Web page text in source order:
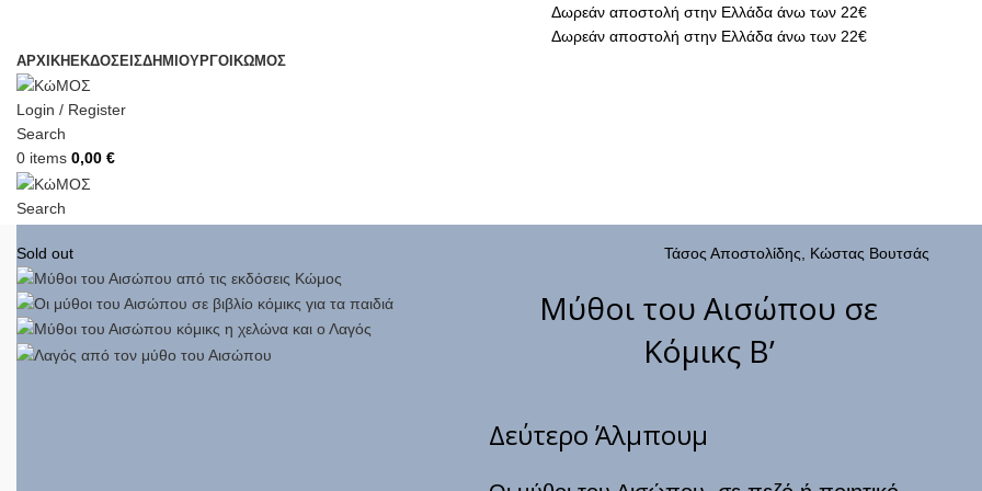
Δωρεάν αποστολή στην Ελλάδα άνω των 22€
Δωρεάν αποστολή στην Ελλάδα άνω των 22€
ΑΡΧΙΚΗ ΕΚΔΟΣΕΙΣΔΗΜΙΟΥΡΓΟΙ ΚΏΜΟΣ
Login / Register
Search
0 items 0,00 €
Search
0items 0,00
Sold out Τάσος Αποστολίδης, Κώστας Βουτσάς
Μύθοι του Αισώπου σε
Κόμικς Β’
Δεύτερο Άλμπουμ